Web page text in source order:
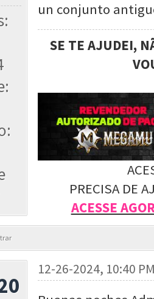
un conjunto
SE TE AJUDEI,
PRECISA DE
ACESSE
12-26-2024, 10:40